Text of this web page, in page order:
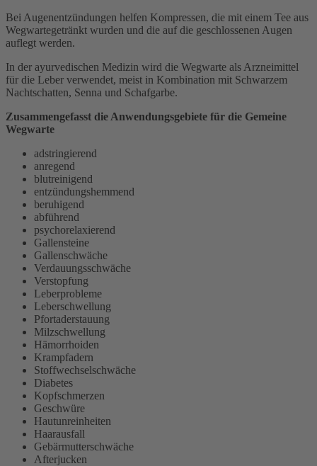
Bei Augenentzündungen helfen Kompressen, die mit einem Tee aus
Wegwartegetränkt wurden und die auf die geschlossenen Augen
auflegt werden.
In der ayurvedischen Medizin wird die Wegwarte als Arzneimittel
für die Leber verwendet, meist in Kombination mit Schwarzem
Nachtschatten, Senna und Schafgarbe.
Zusammengefasst die Anwendungsgebiete für die Gemeine
Wegwarte
adstringierend
anregend
blutreinigend
entzündungshemmend
beruhigend
abführend
psychorelaxierend
Gallensteine
Gallenschwäche
Verdauungsschwäche
Verstopfung
Leberprobleme
Leberschwellung
Pfortaderstauung
Milzschwellung
Hämorrhoiden
Krampfadern
Stoffwechselschwäche
Diabetes
Kopfschmerzen
Geschwüre
Hautunreinheiten
Haarausfall
Gebärmutterschwäche
Afterjucken